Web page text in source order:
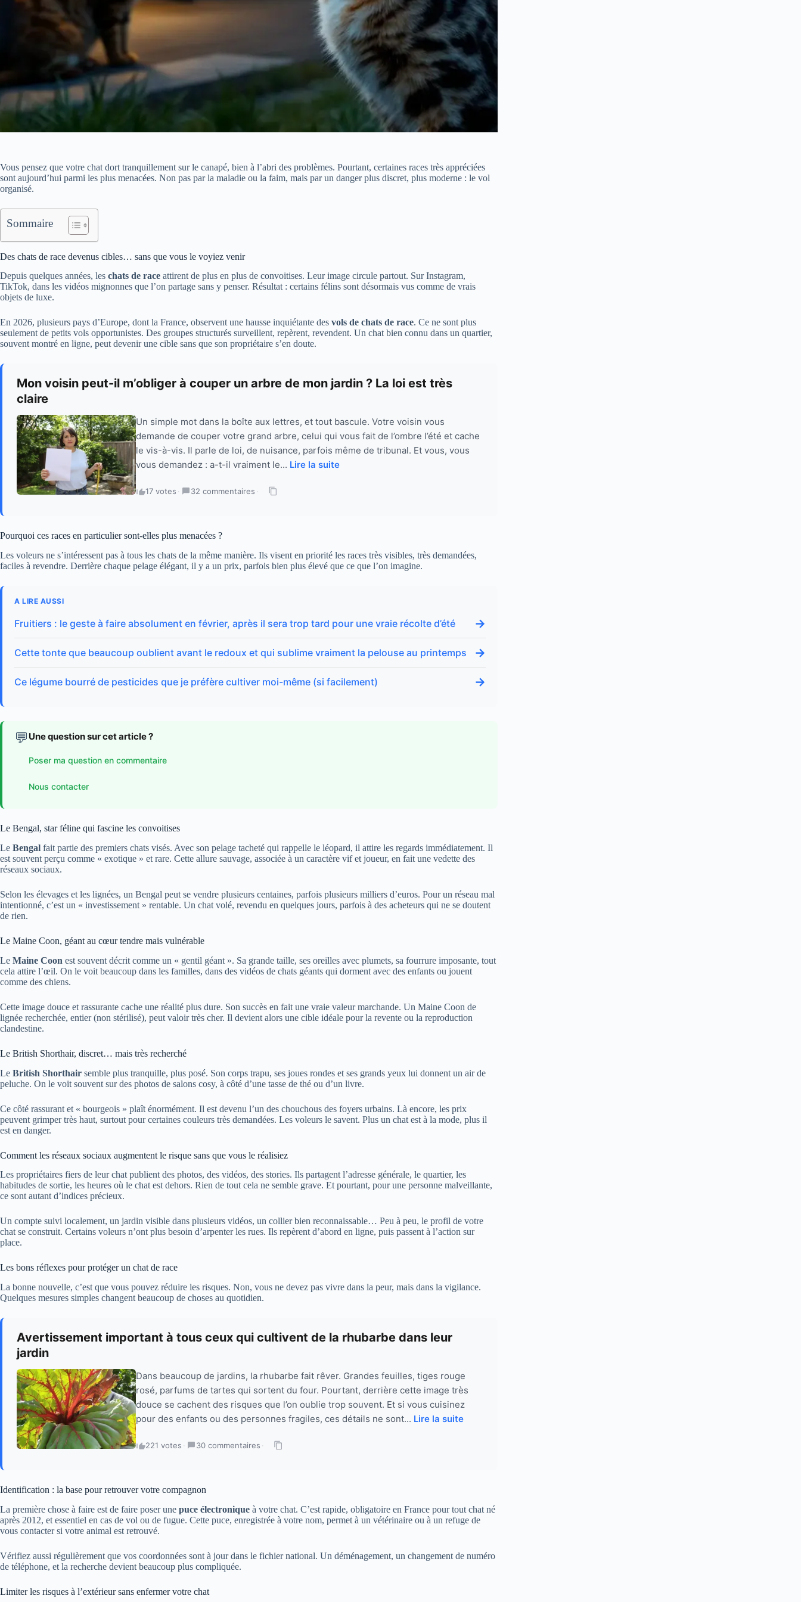
Vous pensez que votre chat dort tranquillement sur le canapé, bien à l’abri des problèmes. Pourtant, certaines races très appréciées
sont aujourd’hui parmi les plus menacées. Non pas par la maladie ou la faim, mais par un danger plus discret, plus moderne : le vol
organisé.
Sommaire
Des chats de race devenus cibles… sans que vous le voyiez venir
Depuis quelques années, les chats de race attirent de plus en plus de convoitises. Leur image circule partout. Sur Instagram,
TikTok, dans les vidéos mignonnes que l’on partage sans y penser. Résultat : certains félins sont désormais vus comme de vrais
objets de luxe.
En 2026, plusieurs pays d’Europe, dont la France, observent une hausse inquiétante des vols de chats de race. Ce ne sont plus
seulement de petits vols opportunistes. Des groupes structurés surveillent, repèrent, revendent. Un chat bien connu dans un quartier,
souvent montré en ligne, peut devenir une cible sans que son propriétaire s’en doute.
Mon voisin peut-il m’obliger à couper un arbre de mon jardin ? La loi est très
claire
Un simple mot dans la boîte aux lettres, et tout bascule. Votre voisin vous
demande de couper votre grand arbre, celui qui vous fait de l’ombre l’été et cache
le vis-à-vis. Il parle de loi, de nuisance, parfois même de tribunal. Et vous, vous
vous demandez : a-t-il vraiment le... Lire la suite
17 votes · 32 commentaires ·
Pourquoi ces races en particulier sont-elles plus menacées ?
Les voleurs ne s’intéressent pas à tous les chats de la même manière. Ils visent en priorité les races très visibles, très demandées,
faciles à revendre. Derrière chaque pelage élégant, il y a un prix, parfois bien plus élevé que ce que l’on imagine.
A LIRE AUSSI
Fruitiers : le geste à faire absolument en février, après il sera trop tard pour une vraie récolte d’été →
Cette tonte que beaucoup oublient avant le redoux et qui sublime vraiment la pelouse au printemps →
Ce légume bourré de pesticides que je préfère cultiver moi-même (si facilement) →
💬 Une question sur cet article ?
Poser ma question en commentaire
Nous contacter
Le Bengal, star féline qui fascine les convoitises
Le Bengal fait partie des premiers chats visés. Avec son pelage tacheté qui rappelle le léopard, il attire les regards immédiatement. Il
est souvent perçu comme « exotique » et rare. Cette allure sauvage, associée à un caractère vif et joueur, en fait une vedette des
réseaux sociaux.
Selon les élevages et les lignées, un Bengal peut se vendre plusieurs centaines, parfois plusieurs milliers d’euros. Pour un réseau mal
intentionné, c’est un « investissement » rentable. Un chat volé, revendu en quelques jours, parfois à des acheteurs qui ne se doutent
de rien.
Le Maine Coon, géant au cœur tendre mais vulnérable
Le Maine Coon est souvent décrit comme un « gentil géant ». Sa grande taille, ses oreilles avec plumets, sa fourrure imposante, tout
cela attire l’œil. On le voit beaucoup dans les familles, dans des vidéos de chats géants qui dorment avec des enfants ou jouent
comme des chiens.
Cette image douce et rassurante cache une réalité plus dure. Son succès en fait une vraie valeur marchande. Un Maine Coon de
lignée recherchée, entier (non stérilisé), peut valoir très cher. Il devient alors une cible idéale pour la revente ou la reproduction
clandestine.
Le British Shorthair, discret… mais très recherché
Le British Shorthair semble plus tranquille, plus posé. Son corps trapu, ses joues rondes et ses grands yeux lui donnent un air de
peluche. On le voit souvent sur des photos de salons cosy, à côté d’une tasse de thé ou d’un livre.
Ce côté rassurant et « bourgeois » plaît énormément. Il est devenu l’un des chouchous des foyers urbains. Là encore, les prix
peuvent grimper très haut, surtout pour certaines couleurs très demandées. Les voleurs le savent. Plus un chat est à la mode, plus il
est en danger.
Comment les réseaux sociaux augmentent le risque sans que vous le réalisiez
Les propriétaires fiers de leur chat publient des photos, des vidéos, des stories. Ils partagent l’adresse générale, le quartier, les
habitudes de sortie, les heures où le chat est dehors. Rien de tout cela ne semble grave. Et pourtant, pour une personne malveillante,
ce sont autant d’indices précieux.
Un compte suivi localement, un jardin visible dans plusieurs vidéos, un collier bien reconnaissable… Peu à peu, le profil de votre
chat se construit. Certains voleurs n’ont plus besoin d’arpenter les rues. Ils repèrent d’abord en ligne, puis passent à l’action sur
place.
Les bons réflexes pour protéger un chat de race
La bonne nouvelle, c’est que vous pouvez réduire les risques. Non, vous ne devez pas vivre dans la peur, mais dans la vigilance.
Quelques mesures simples changent beaucoup de choses au quotidien.
Avertissement important à tous ceux qui cultivent de la rhubarbe dans leur
jardin
Dans beaucoup de jardins, la rhubarbe fait rêver. Grandes feuilles, tiges rouge
rosé, parfums de tartes qui sortent du four. Pourtant, derrière cette image très
douce se cachent des risques que l’on oublie trop souvent. Et si vous cuisinez
pour des enfants ou des personnes fragiles, ces détails ne sont... Lire la suite
221 votes · 30 commentaires ·
Identification : la base pour retrouver votre compagnon
La première chose à faire est de faire poser une puce électronique à votre chat. C’est rapide, obligatoire en France pour tout chat né
après 2012, et essentiel en cas de vol ou de fugue. Cette puce, enregistrée à votre nom, permet à un vétérinaire ou à un refuge de
vous contacter si votre animal est retrouvé.
Vérifiez aussi régulièrement que vos coordonnées sont à jour dans le fichier national. Un déménagement, un changement de numéro
de téléphone, et la recherche devient beaucoup plus compliquée.
Limiter les risques à l’extérieur sans enfermer votre chat